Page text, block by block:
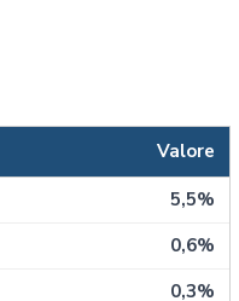
Valore
5,5%
0,6%
0,3%